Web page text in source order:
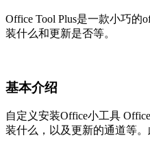
Office Tool Plus是一款小巧
装什么和更新是否等。
基本介绍
自定义安装Office小工具
装什么，以及更新的通道等